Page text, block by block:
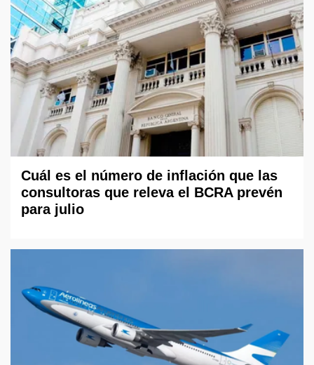
Cuál es el número de inflación que las
consultoras que releva el BCRA prevén
para julio